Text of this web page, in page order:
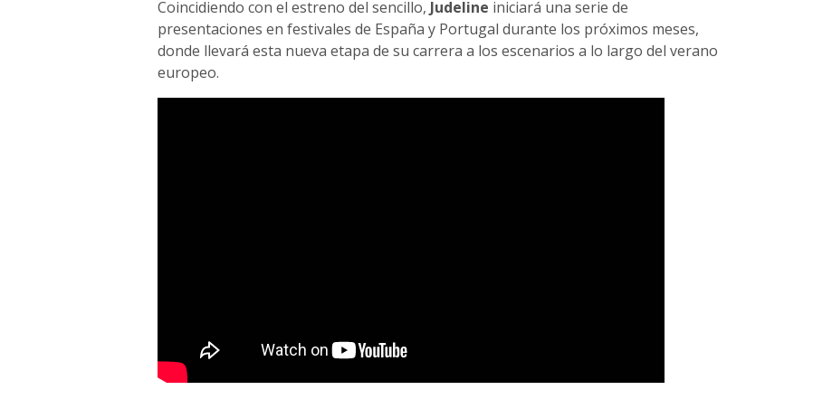
Coincidiendo con el estreno del sencillo, Judeline iniciará una serie de
presentaciones en festivales de España y Portugal durante los próximos meses,
donde llevará esta nueva etapa de su carrera a los escenarios a lo largo del verano
europeo.